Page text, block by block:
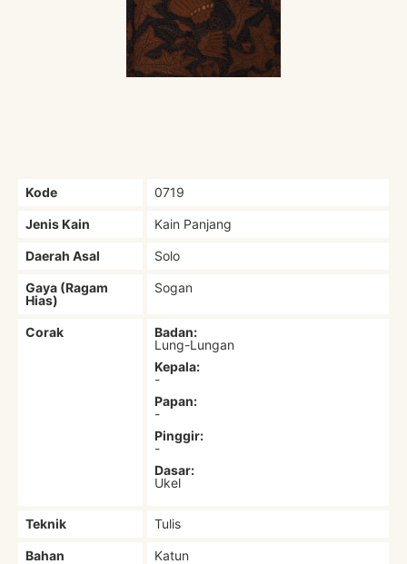
Kode 0719
Jenis Kain Kain Panjang
Daerah Asal Solo
Gaya (Ragam
Hias)
Sogan
Corak
Badan:
Lung-Lungan
Kepala:
-
Papan:
-
Pinggir:
-
Dasar:
Ukel
Teknik Tulis
Bahan Katun